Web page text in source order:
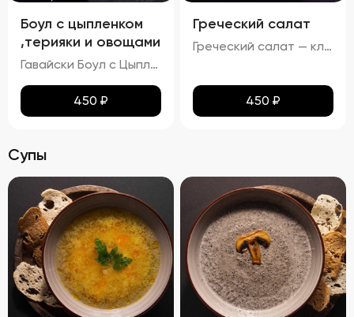
Боул с цыпленком
,терияки и овощами
Гавайски Боул с Цыпленком от Бренд Шефа
450 ₽
Греческий салат
Греческий салат — классика средиземноморской кухни, олицетворяющий солнце Греции и щедрость природы. Этот салат привлекает своей простотой и ярким вкусом, идеально гармонируя с любыми блюдами. Его насыщенный аромат свежих овощей, насыщенный вкус сыра Фета и приятное послевкусие черных маслин создадут атмосферу уютного отдыха на берегу моря.
450 ₽
Супы